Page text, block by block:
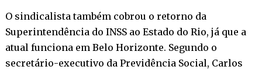
O sindicalista também cobrou o retorno da
Superintendência do INSS ao Estado do Rio, já que a
atual funciona em Belo Horizonte. Segundo o
secretário-executivo da Previdência Social, Carlos